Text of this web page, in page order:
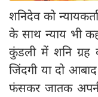
शनिदेव को
के साथ न्याय भी
कुंडली में शनि
जिंदगी या दो
फंसकर जातक